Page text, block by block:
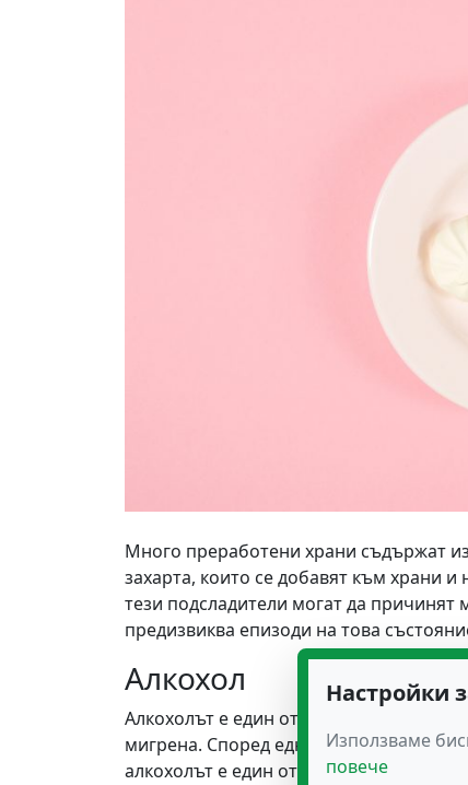
Много преработени храни съдържат
захарта, които се добавят към храни
тези подсладители могат да
предизвиква епизоди на това
Алкохол
Алкохолът е един от най-често
мигрена. Според едно проучване, над
алкохолът е един от често срещаните
Настройки
Използваме
повече